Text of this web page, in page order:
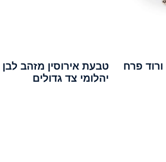
פרח
טבעת אירוסין מזהב
יהלומי צד גדולים